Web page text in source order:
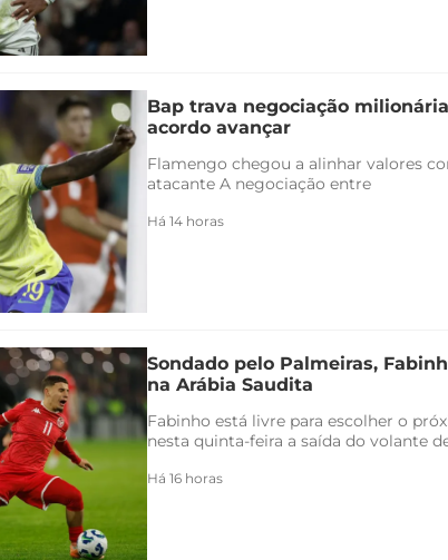
Bap trava negociação
acordo avançar
Flamengo chegou a alinhar valores
atacante A negociação entre
Há 14 horas
Sondado pelo Palmeiras,
na Arábia Saudita
Fabinho está livre para escolher o
nesta quinta-feira a saída do volante
Há 16 horas